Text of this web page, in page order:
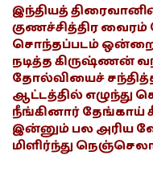
இந்தியத்
குணச்சித்திர
சொந்தப்படம் ஒன்றை
நடித்த கிருஷ்ணன்
தோல்வியைச்
ஆட்டத்தில் எழுந்து
நீங்கினார் தேங்காய்
இன்னும் பல அரிய
மிளிர்ந்து